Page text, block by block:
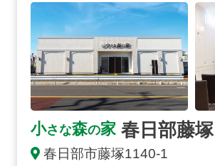
小さな森の家 春日部藤塚
春日部市藤塚1140-1